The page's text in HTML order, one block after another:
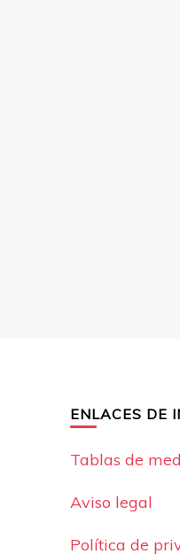
ENLACES DE
Tablas de
Aviso legal
Política de